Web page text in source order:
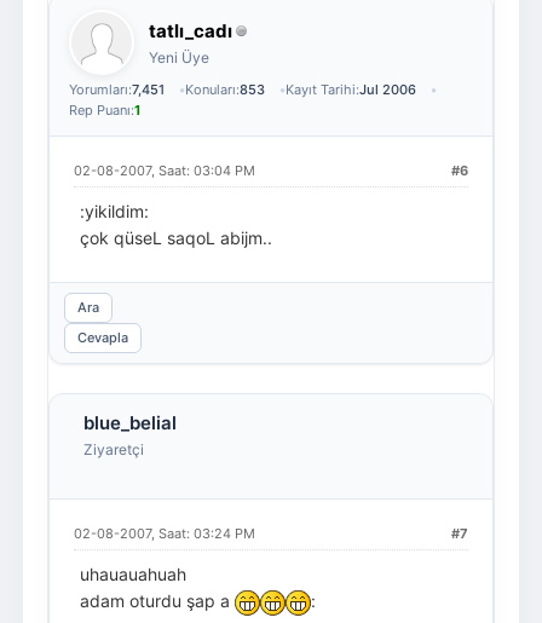
tatlı_cadı
Yeni Üye
Yorumları:7,451 Konuları:853 Kayıt Tarihi:Jul 2006
Rep Puanı:1
#6
02-08-2007, Saat: 03:04 PM
:yikildim:
çok qüseL saqoL abijm..
Ara
Cevapla
blue_belial
Ziyaretçi
#7
02-08-2007, Saat: 03:24 PM
uhauauahuah
adam oturdu şap a
: